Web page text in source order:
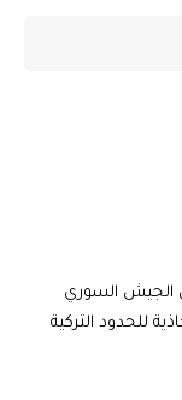
الجيش السوري
للحدود التركية